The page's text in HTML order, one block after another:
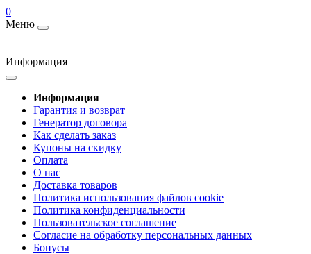
0
Меню
Информация
Информация
Гарантия и возврат
Генератор договора
Как сделать заказ
Купоны на скидку
Оплата
О нас
Доставка товаров
Политика использования файлов cookie
Политика конфиденциальности
Пользовательское соглашение
Согласие на обработку персональных данных
Бонусы